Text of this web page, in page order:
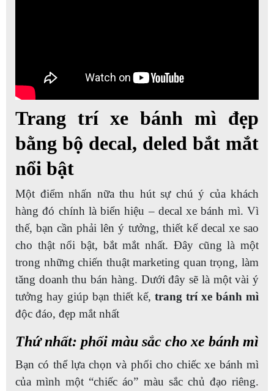
Trang trí xe bánh mì đẹp
bằng bộ decal, deled bắt mắt
nổi bật
Một điểm nhấn nữa thu hút sự chú ý của khách
hàng đó chính là biển hiệu – decal xe bánh mì. Vì
thế, bạn cần phải lên ý tưởng, thiết kế decal xe sao
cho thật nổi bật, bắt mắt nhất. Đây cũng là một
trong những chiến thuật marketing quan trọng, làm
tăng doanh thu bán hàng. Dưới đây sẽ là một vài ý
tưởng hay giúp bạn thiết kế, trang trí xe bánh mì
độc đáo, đẹp mắt nhất
Thứ nhất: phối màu sắc cho xe bánh mì
Bạn có thể lựa chọn và phối cho chiếc xe bánh mì
của mình một “chiếc áo” màu sắc chủ đạo riêng.